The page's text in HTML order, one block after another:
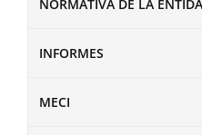
NORMATIVA DE LA
INFORMES
MECI